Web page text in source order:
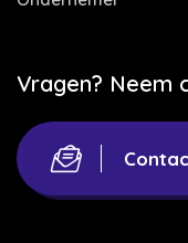
Vragen? Neem